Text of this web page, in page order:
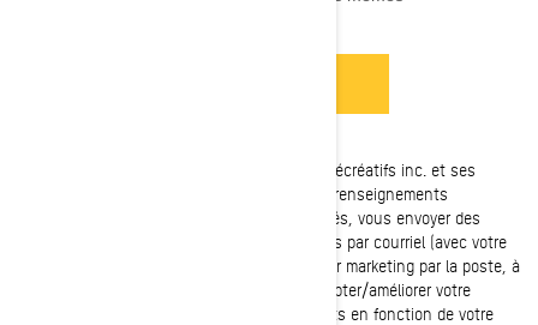
: Bombardier Produits Récréatifs inc. et ses
sociétés affiliées et filiales (" BRP ") gère ces renseignements
personnels pour fournir les services demandés, vous envoyer des
communications commerciales personnalisées par courriel (avec votre
consentement), pour vous envoyer du courrier marketing par la poste, à
des fins de marketing téléphonique, pour adapter/améliorer votre
expérience, vos fonctionnalités et vos produits en fonction de votre